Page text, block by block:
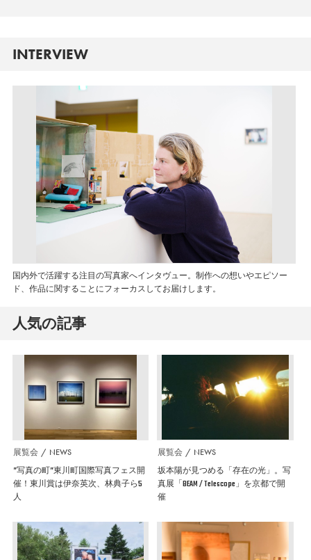
INTERVIEW
国内外で活躍する注目の写真家へインタヴュー。制作への想いやエピソー
ド、作品に関することにフォーカスしてお届けします。
人気の記事
展覧会 NEWS
”写真の町”東川町国際写真フェス開
催！東川賞は伊奈英次、林典子ら5
人
展覧会 NEWS
坂本陽が見つめる「存在の光」。写
真展「BEAM / Telescope」を京都で開
催